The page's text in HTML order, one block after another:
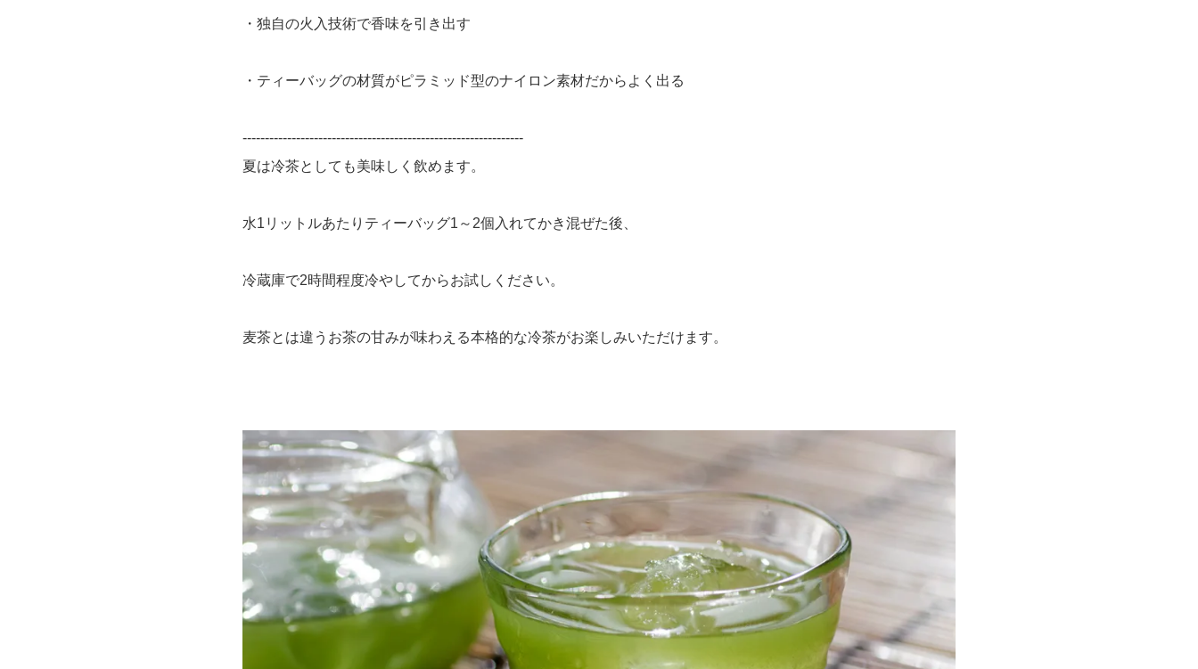
・独自の火入技術で香味を引き出す
・ティーバッグの材質がピラミッド型のナイロン素材だからよく出る
---------------------------------------------------------------
夏は冷茶としても美味しく飲めます。
水1リットルあたりティーバッグ1～2個入れてかき混ぜた後、
冷蔵庫で2時間程度冷やしてからお試しください。
麦茶とは違うお茶の甘みが味わえる本格的な冷茶がお楽しみいただけます。